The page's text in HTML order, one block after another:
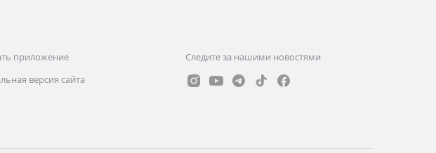
приложение
версия сайта
Следите за нашими новостями